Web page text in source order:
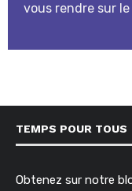
vous rendre sur
TEMPS POUR TOUS
Obtenez sur notre